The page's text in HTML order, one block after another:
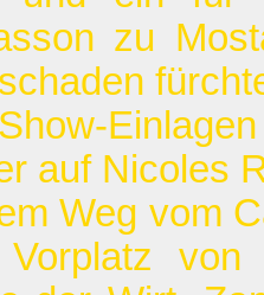
zu
auf Nicoles
Weg vom
von